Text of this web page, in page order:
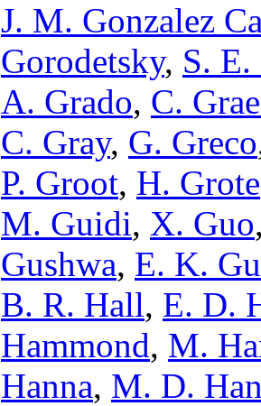
J. M. Gonzalez
Gorodetsky, S. E.
A. Grado, C.
C. Gray, G. Greco
P. Groot, H. Grote
M. Guidi, X. Guo
Gushwa, E. K.
B. R. Hall, E. D.
Hammond, M.
Hanna, M. D.